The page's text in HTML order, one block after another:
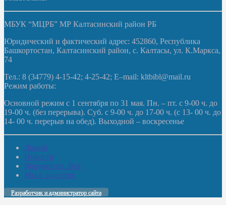
МБУК “МЦРБ” МР Калтасинский район РБ
Юридический и фактический адрес: 452860, Республика
Башкортостан, Калтасинский район, с. Калтасы, ул. К.Маркса,
74
Тел.: 8 (34779) 4-15-42; 4-25-42; E–mail: kltbibl@mail.ru
Режим работы:
Основной режим с 1 сентября по 31 мая. Пн. – пт. с 9-00 ч. до
19-00 ч. (без перерыва). Суб. с 9-00 ч. до 17-00 ч. (с 13- 00 ч. до
14- 00 ч. перерыв на обед). Выходной – воскресенье
Домой
Новости
Документы. Все
Мы в соцсетях
Разработчик и администратор сайта